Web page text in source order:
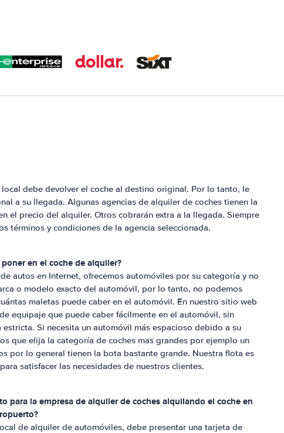
debe devolver el coche al destino original. Por lo tanto, le
a su llegada. Algunas agencias de alquiler de coches tienen la
el precio del alquiler. Otros cobrarán extra a la llegada. Siempre
términos y condiciones de la agencia seleccionada.
en el coche de alquiler?
autos en Internet, ofrecemos automóviles por su categoría y no
o modelo exacto del automóvil, por lo tanto, no podemos
maletas puede caber en el automóvil. En nuestro sitio web
equipaje que puede caber fácilmente en el automóvil, sin
Si necesita un automóvil más espacioso debido a su
que elija la categoría de coches mas grandes por ejemplo un
por lo general tienen la bota bastante grande. Nuestra flota es
satisfacer las necesidades de nuestros clientes.
para la empresa de alquiler de coches alquilando el coche en
?
de alquiler de automóviles, debe presentar una tarjeta de